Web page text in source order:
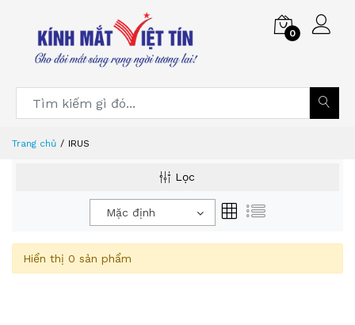
0
Trang chủ IRUS
Lọc
Mặc định
Hiển thị 0 sản phẩm